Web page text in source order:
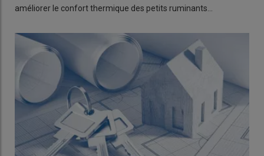
améliorer le confort thermique des petits ruminants…